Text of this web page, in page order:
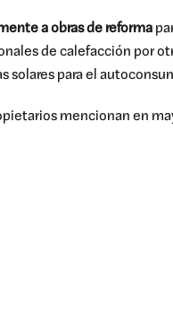
a obras de reforma
de calefacción por
solares para el
mencionan en